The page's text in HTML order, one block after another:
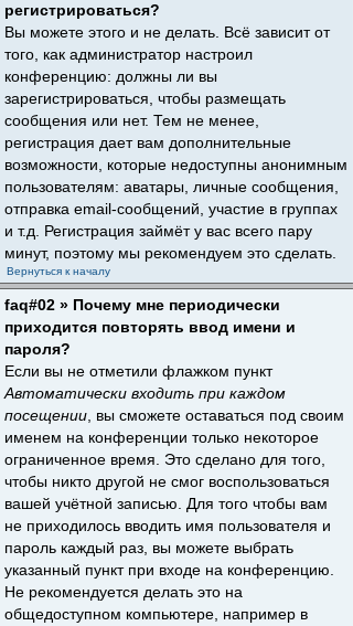
регистрироваться?
Вы можете этого и не делать. Всё зависит от
того, как администратор настроил
конференцию: должны ли вы
зарегистрироваться, чтобы размещать
сообщения или нет. Тем не менее,
регистрация дает вам дополнительные
возможности, которые недоступны анонимным
пользователям: аватары, личные сообщения,
отправка email-сообщений, участие в группах
и т.д. Регистрация займёт у вас всего пару
минут, поэтому мы рекомендуем это сделать.
Вернуться к началу
faq#02 » Почему мне периодически
приходится повторять ввод имени и
пароля?
Если вы не отметили флажком пункт
Автоматически входить при каждом
посещении , вы сможете оставаться под своим
именем на конференции только некоторое
ограниченное время. Это сделано для того,
чтобы никто другой не смог воспользоваться
вашей учётной записью. Для того чтобы вам
не приходилось вводить имя пользователя и
пароль каждый раз, вы можете выбрать
указанный пункт при входе на конференцию.
Не рекомендуется делать это на
общедоступном компьютере, например в